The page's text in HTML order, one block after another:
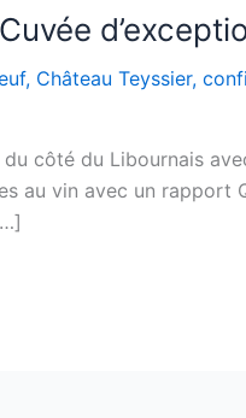
, Château Teyssier,
côté du Libournais
au vin avec un